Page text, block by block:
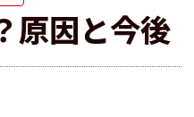
原因と今後